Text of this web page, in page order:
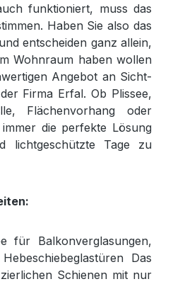
funktioniert, muss das
Haben Sie also das
entscheiden ganz allein,
Wohnraum haben wollen
Angebot an Sicht-
Firma Erfal. Ob Plissee,
Flächenvorhang oder
die perfekte Lösung
lichtgeschützte Tage zu
für Balkonverglasungen,
Das
Schienen mit nur